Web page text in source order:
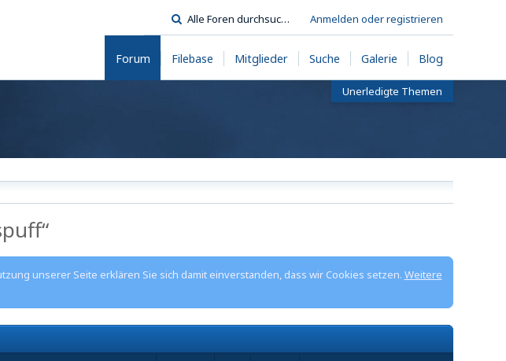
Anmelden oder registrieren
Forum
Unerledigte Themen
Filebase Mitglieder Suche Galerie Blog
unserer Seite erklären Sie sich damit einverstanden, dass wir Cookies setzen. Weitere